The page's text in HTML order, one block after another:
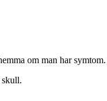
om man har symtom.
skull.